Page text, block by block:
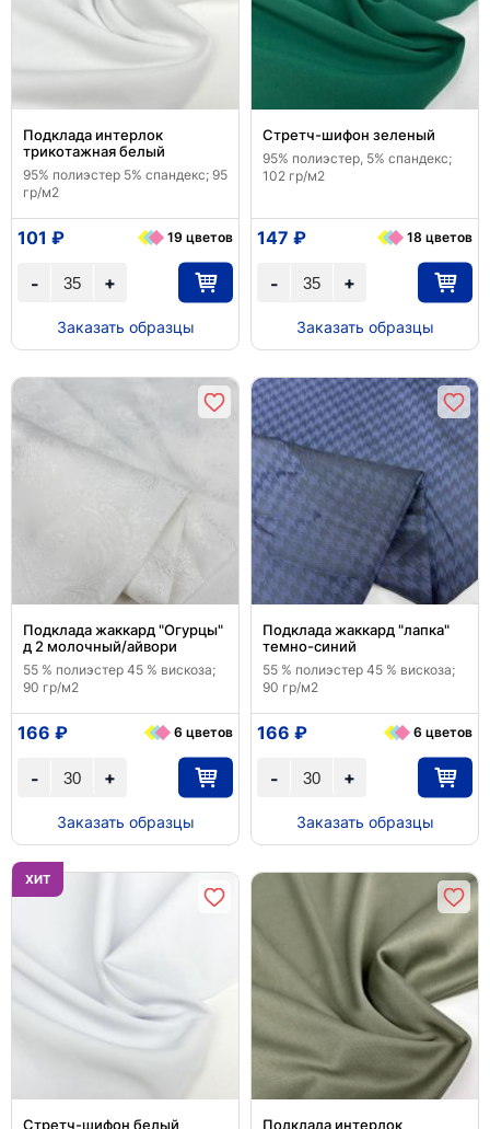
Подклада интерлок
трикотажная белый
95% полиэстер 5% спандекс; 95
гр/м2
+
-
101 ₽ 19 цветов
Заказать образцы
Стретч-шифон зеленый
95% полиэстер, 5% спандекс;
102 гр/м2
+
-
147 ₽ 18 цветов
Заказать образцы
Подклада жаккард "Огурцы"
д 2 молочный/айвори
55 % полиэстер 45 % вискоза;
90 гр/м2
+
-
166 ₽ 6 цветов
Заказать образцы
Подклада жаккард "лапка"
темно-синий
55 % полиэстер 45 % вискоза;
90 гр/м2
+
-
166 ₽ 6 цветов
Заказать образцы
ХИТ
Стретч-шифон белый Подклада интерлок